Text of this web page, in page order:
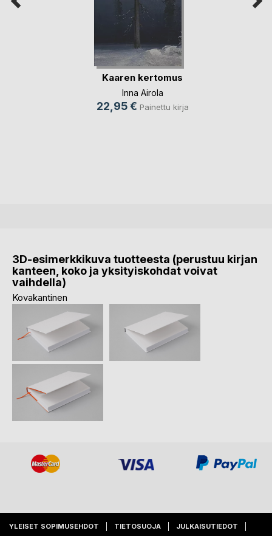
Kaaren kertomus
Inna Airola
22,95 € Painettu kirja
3D-esimerkkikuva tuotteesta (perustuu kirjan
kanteen, koko ja yksityiskohdat voivat
vaihdella)
Kovakantinen
YLEISET SOPIMUSEHDOT TIETOSUOJA JULKAISUTIEDOT